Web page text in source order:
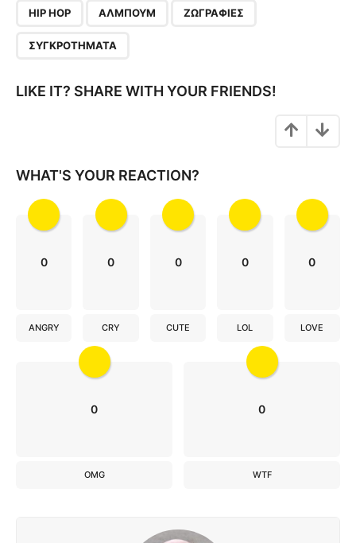
a
n
HIP HOP ΆΛΜΠΟΥΜ ΖΩΓΡΑΦΙΈΣ
ΣΥΓΚΡΟΤΉΜΑΤΑ
LIKE IT? SHARE WITH YOUR FRIENDS!
WHAT'S YOUR REACTION?
0
ANGRY
0
CRY
0
CUTE
0
LOL
0
LOVE
0
OMG
0
WTF